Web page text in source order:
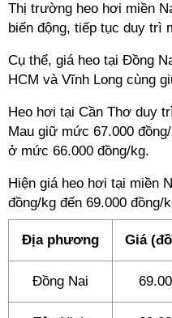
Thị trường heo hơi miền
biến động, tiếp tục duy trì
Cụ thể, giá heo tại Đồng
HCM và Vĩnh Long cùng
Heo hơi tại Cần Thơ duy
Mau giữ mức 67.000
ở mức 66.000 đồng/kg.
Hiện giá heo hơi tại miền
đồng/kg đến 69.000 đồng/
Địa phương Giá
Đồng Nai